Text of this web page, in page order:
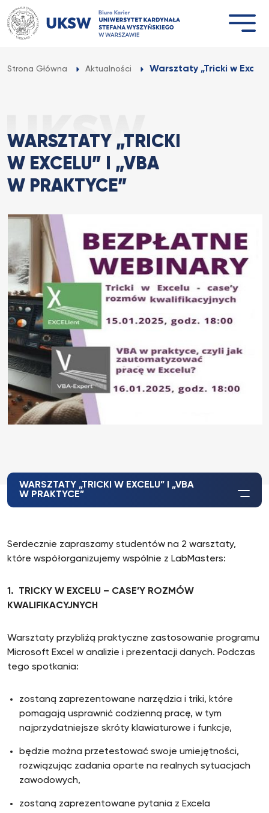
Przejdź
do
treści
Strona Główna Aktualności Warsztaty „Tricki w
WARSZTATY „TRICKI
W EXCELU” I „VBA
W PRAKTYCE”
WARSZTATY „TRICKI W EXCELU” I „VBA
W PRAKTYCE”
Serdecznie zapraszamy studentów na 2 warsztaty,
które współorganizujemy wspólnie z LabMasters:
1. TRICKY W EXCELU – CASE’Y ROZMÓW
KWALIFIKACYJNYCH
Warsztaty przybliżą praktyczne zastosowanie programu
Microsoft Excel w analizie i prezentacji danych. Podczas
tego spotkania:
zostaną zaprezentowane narzędzia i triki, które
pomagają usprawnić codzienną pracę, w tym
najprzydatniejsze skróty klawiaturowe i funkcje,
będzie można przetestować swoje umiejętności,
rozwiązując zadania oparte na realnych sytuacjach
zawodowych,
zostaną zaprezentowane pytania z Excela